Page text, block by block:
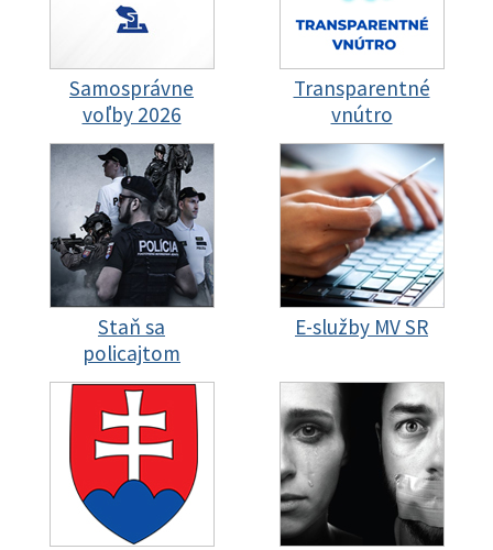
Samosprávne
voľby 2026
Transparentné
vnútro
Staň sa
policajtom
E-služby MV SR